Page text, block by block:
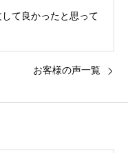
て良かったと思って
お客様の声一覧